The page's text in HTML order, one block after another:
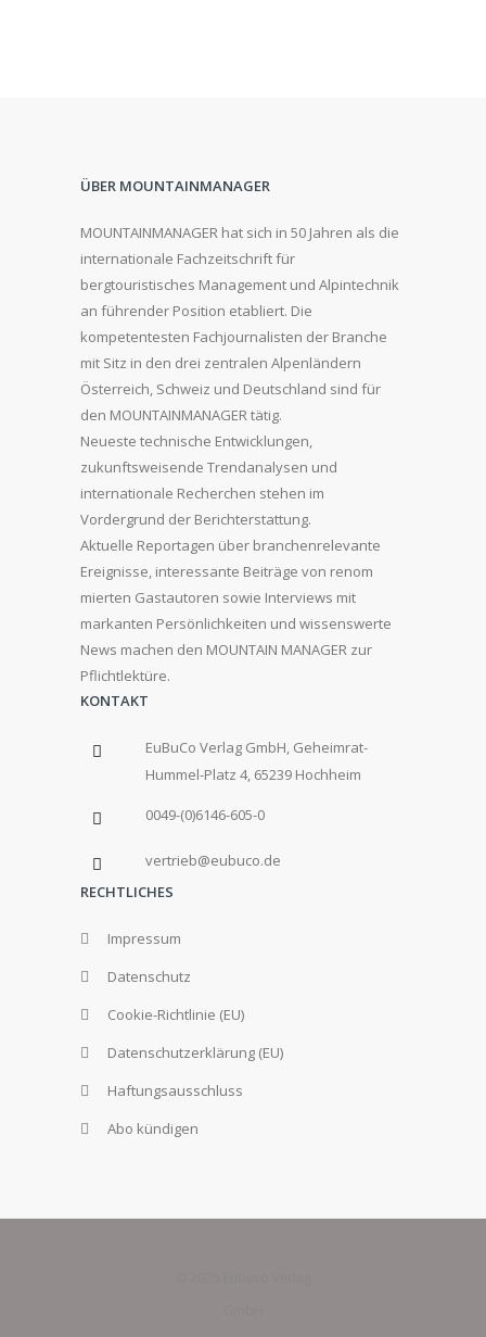
ÜBER MOUNTAINMANAGER
MOUNTAINMANAGER hat sich in 50 Jahren als die
internationale Fachzeitschrift für
bergtouristisches Management und Alpintechnik
an führender Position etabliert. Die
kompetentesten Fachjournalisten der Branche
mit Sitz in den drei zentralen Alpenländern
Österreich, Schweiz und Deutschland sind für
den MOUNTAINMANAGER tätig.
Neueste technische Entwicklungen,
zukunftsweisende Trendanalysen und
internationale Recherchen stehen im
Vordergrund der Berichterstattung.
Aktuelle Reportagen über branchenrelevante
Ereignisse, interessante Beiträge von renom
mierten Gastautoren sowie Interviews mit
markanten Persönlichkeiten und wissenswerte
News machen den MOUNTAIN MANAGER zur
Pflichtlektüre.
KONTAKT
EuBuCo Verlag GmbH, Geheimrat-
Hummel-Platz 4, 65239 Hochheim
0049-(0)6146-605-0
vertrieb@eubuco.de
RECHTLICHES
Impressum
Datenschutz
Cookie-Richtlinie (EU)
Datenschutzerklärung (EU)
Haftungsausschluss
Abo kündigen